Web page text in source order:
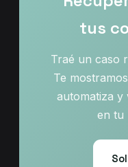
tus
Traé un caso
Te
automatiza
en tu